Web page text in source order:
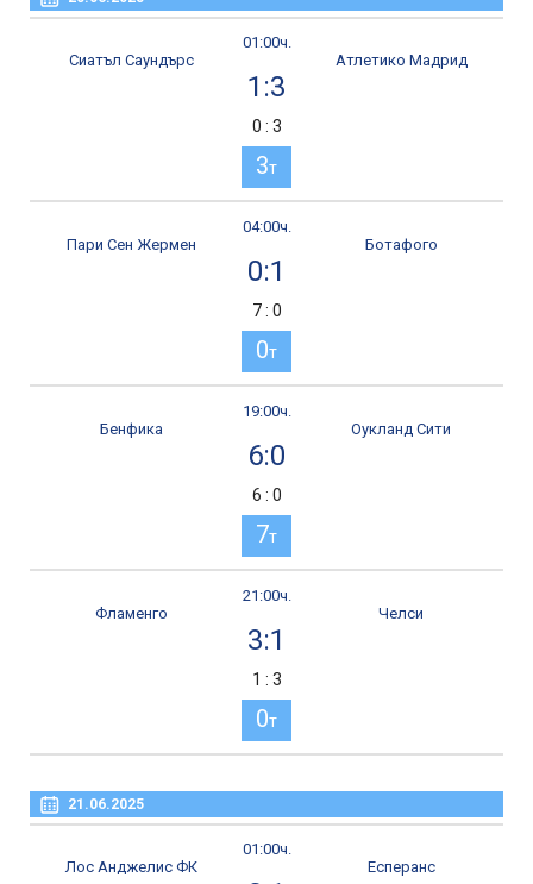
01:00ч.
Сиатъл Саундърс
1:3
Атлетико Мадрид
0 : 3
3т
04:00ч.
Пари Сен Жермен
0:1
Ботафого
7 : 0
0т
19:00ч.
Бенфика
6:0
Оукланд Сити
6 : 0
7т
21:00ч.
Фламенго
3:1
Челси
1 : 3
0т
21.06.2025
01:00ч.
Лос Анджелис ФК
Есперанс